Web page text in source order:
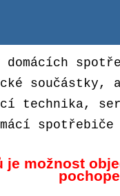
součástky,
technika,
spotřebiče
možnost